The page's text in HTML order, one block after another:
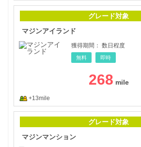
グレード対象
マジンアイランド
獲得期間： 数日程度
無料 即時
268
+13mile
グレード対象
マジンマンション